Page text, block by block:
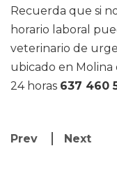
Recuerda que si
horario laboral
veterinario de
ubicado en Molina
24 horas 637 460
Prev Next